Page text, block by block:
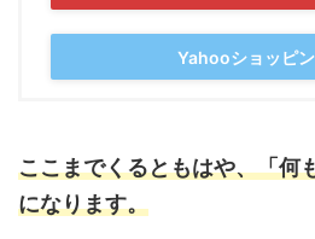
Yahooショッピ
ここまでくるともはや、「何
になります。